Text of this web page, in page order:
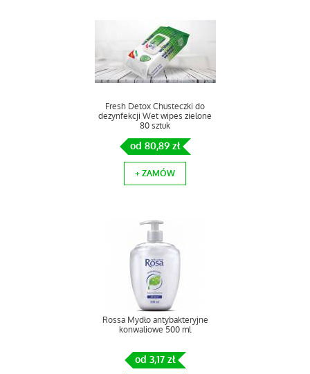
Fresh Detox Chusteczki do
dezynfekcji Wet wipes zielone
80 sztuk
od 80,89 zł
+ ZAMÓW
Rossa Mydło antybakteryjne
konwaliowe 500 ml
od 3,17 zł